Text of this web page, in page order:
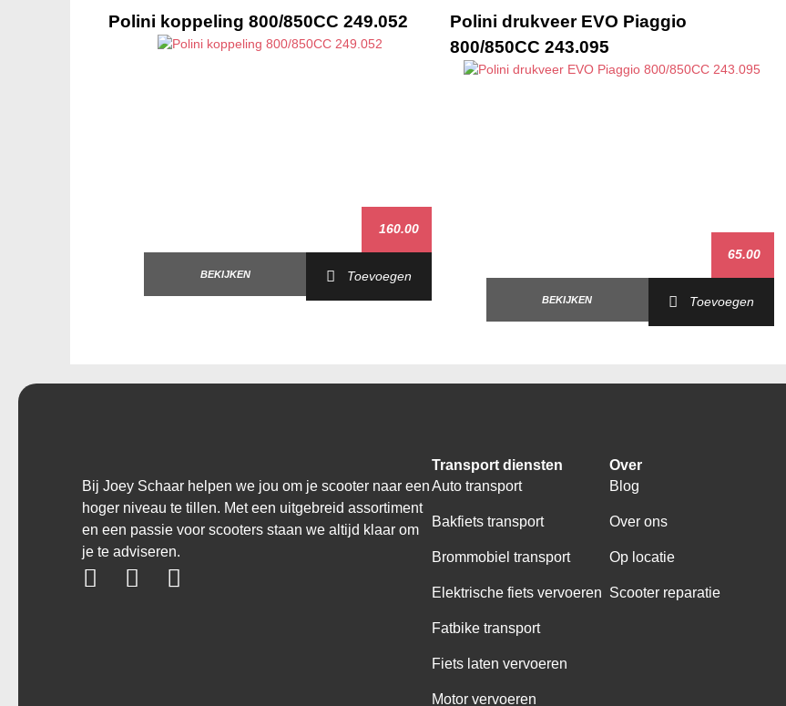
Polini koppeling 800/850CC 249.052
160.00
BEKIJKEN Toevoegen
Polini drukveer EVO Piaggio
800/850CC 243.095
65.00
BEKIJKEN Toevoegen
Bij Joey Schaar helpen we jou om je scooter naar een
hoger niveau te tillen. Met een uitgebreid assortiment
en een passie voor scooters staan we altijd klaar om
je te adviseren.
Transport diensten
Auto transport
Bakfiets transport
Brommobiel transport
Elektrische fiets vervoeren
Fatbike transport
Fiets laten vervoeren
Motor vervoeren
Over
Blog
Over ons
Op locatie
Scooter reparatie